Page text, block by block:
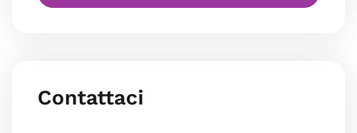
Contattaci